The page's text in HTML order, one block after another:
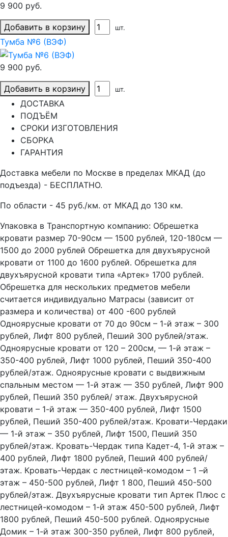
9 900 руб.
Добавить в корзину шт.
Тумба №6 (ВЭФ)
9 900 руб.
Добавить в корзину шт.
ДОСТАВКА
ПОДЪЁМ
СРОКИ ИЗГОТОВЛЕНИЯ
СБОРКА
ГАРАНТИЯ
Доставка мебели по Москве в пределах МКАД (до
подъезда) - БЕСПЛАТНО.
По области - 45 руб./км. от МКАД до 130 км.
Упаковка в Транспортную компанию: Обрешетка
кровати размер 70-90см — 1500 рублей, 120-180см —
1500 до 2000 рублей Обрешетка для двухъярусной
кровати от 1100 до 1600 рублей. Обрешетка для
двухъярусной кровати типа «Артек» 1700 рублей.
Обрешетка для нескольких предметов мебели
считается индивидуально Матрасы (зависит от
размера и количества) от 400 -600 рублей
Одноярусные кровати от 70 до 90см – 1-й этаж – 300
рублей, Лифт 800 рублей, Пеший 300 рублей/этаж.
Одноярусные кровати от 120 – 200см, — 1-й этаж –
350-400 рублей, Лифт 1000 рублей, Пеший 350-400
рублей/этаж. Одноярусные кровати с выдвижным
спальным местом — 1-й этаж — 350 рублей, Лифт 900
рублей, Пеший 350 рублей/ этаж. Двухъярусной
кровати – 1-й этаж — 350-400 рублей, Лифт 1500
рублей, Пеший 350-400 рублей/этаж. Кровати-Чердаки
— 1-й этаж – 350 рублей, Лифт 1500, Пеший 350
рублей/этаж. Кровать-Чердак типа Кадет-4, 1-й этаж –
400 рублей, Лифт 1800 рублей, Пеший 400 рублей/
этаж. Кровать-Чердак с лестницей-комодом – 1 –й
этаж – 450-500 рублей, Лифт 1 800, Пеший 450-500
рублей/этаж. Двухъярусные кровати тип Артек Плюс с
лестницей-комодом – 1-й этаж 450-500 рублей, Лифт
1800 рублей, Пеший 450-500 рублей. Одноярусные
Домик – 1-й этаж 300-350 рублей, Лифт 800 рублей,